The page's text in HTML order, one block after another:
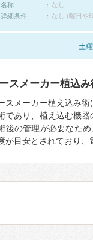
名称
なし
詳細条件
なし (曜日や
土
スメーカー植込
スメーカー植え込み
であり、植え込む機
後の管理が必要なた
が目安とされており、